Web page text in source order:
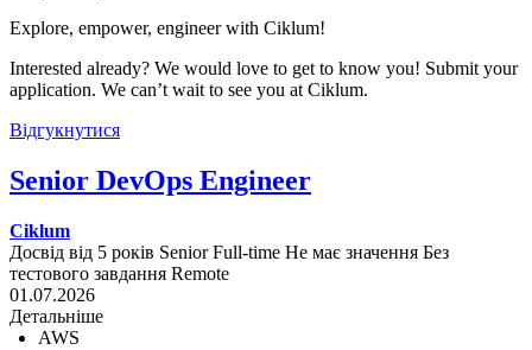
Explore, empower, engineer with Ciklum!
Interested already? We would love to get to know you! Submit your
application. We can’t wait to see you at Ciklum.
Відгукнутися
Senior DevOps Engineer
Ciklum
Досвід від 5 років Senior Full-time Не має значення Без
тестового завдання Remote
01.07.2026
Детальніше
AWS